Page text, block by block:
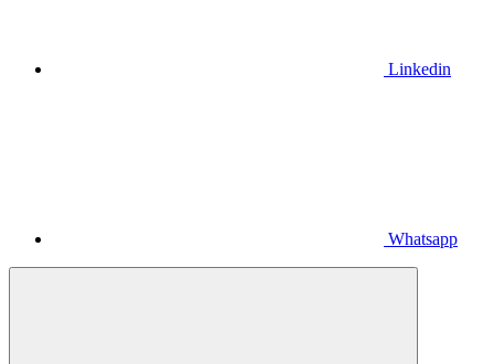
Linkedin
Whatsapp